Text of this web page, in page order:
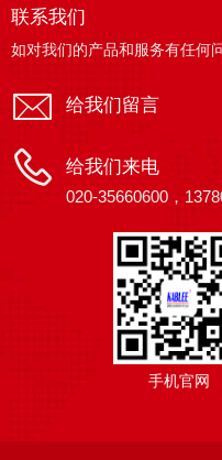
联系我们
如对我们的产品和服务有任何
给我们留言
给我们来电
020-35660600，
手机官网